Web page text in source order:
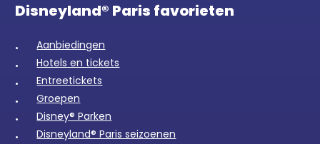
Disneyland® Paris favorieten
Aanbiedingen
Hotels en tickets
Entreetickets
Groepen
Disney® Parken
Disneyland® Paris seizoenen